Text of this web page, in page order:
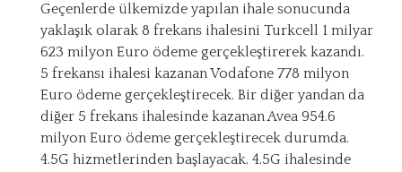
Geçenlerde ülkemizde yapılan ihale sonucunda
yaklaşık olarak 8 frekans ihalesini Turkcell 1 milyar
623 milyon Euro ödeme gerçekleştirerek kazandı.
5 frekansı ihalesi kazanan Vodafone 778 milyon
Euro ödeme gerçekleştirecek. Bir diğer yandan da
diğer 5 frekans ihalesinde kazanan Avea 954.6
milyon Euro ödeme gerçekleştirecek durumda.
4.5G hizmetlerinden başlayacak. 4.5G ihalesinde